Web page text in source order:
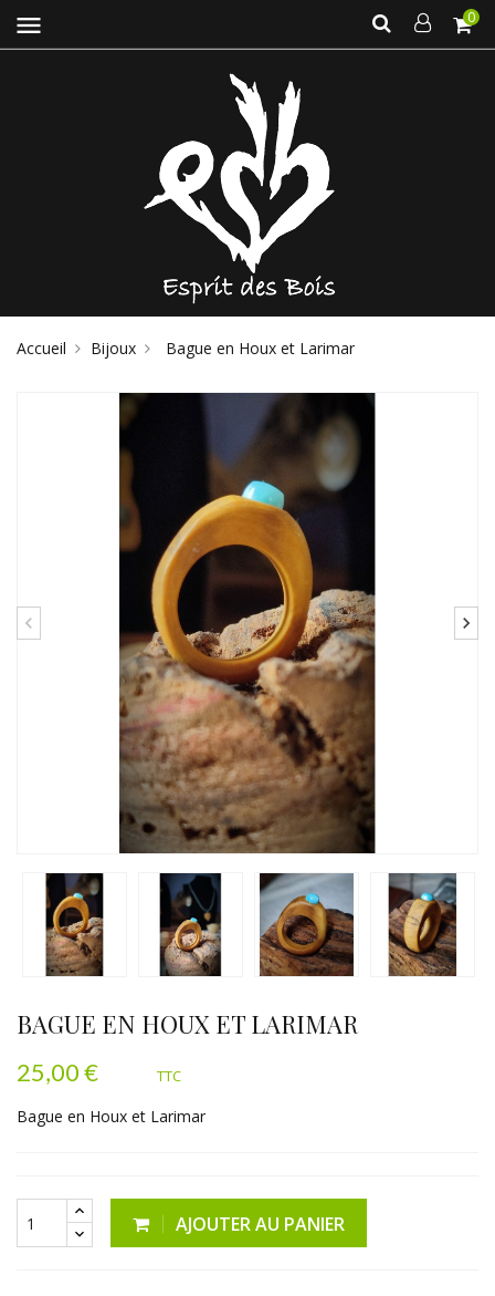
menu 0
Accueil Bijoux Bague en Houx et Larimar
BAGUE EN HOUX ET LARIMAR
25,00 € TTC
Bague en Houx et Larimar
AJOUTER AU PANIER